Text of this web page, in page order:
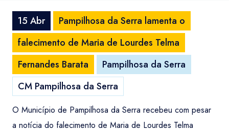
15 Abr
Pampilhosa da Serra lamenta o
falecimento de Maria de Lourdes Telma
Fernandes Barata
Pampilhosa da Serra
CM Pampilhosa da Serra
O Município de Pampilhosa da Serra recebeu com pesar
a notícia do falecimento de Maria de Lourdes Telma